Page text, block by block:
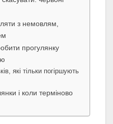
з немовлям,
прогулянку
які тільки погіршують
і коли терміново